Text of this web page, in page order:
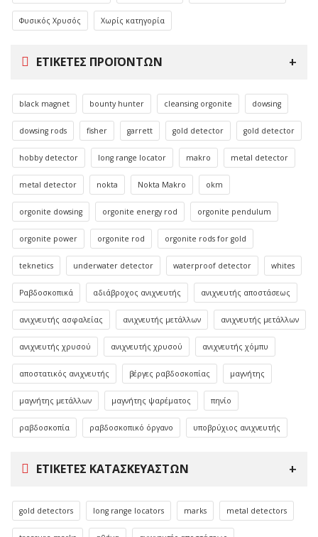
Φυσικός Χρυσός Χωρίς κατηγορία
ΕΤΙΚΈΤΕΣ ΠΡΟΪΌΝΤΩΝ
black magnet bounty hunter cleansing orgonite dowsing
dowsing rods fisher garrett gold detector gold detector
hobby detector long range locator makro metal detector
metal detector nokta Nokta Makro okm
orgonite dowsing orgonite energy rod orgonite pendulum
orgonite power orgonite rod orgonite rods for gold
teknetics underwater detector waterproof detector whites
Ραβδοσκοπικά αδιάβροχος ανιχνευτής ανιχνευτής αποστάσεως
ανιχνευτής ασφαλείας ανιχνευτής μετάλλων ανιχνευτής μετάλλων
ανιχνευτής χρυσού ανιχνευτής χρυσού ανιχνευτής χόμπυ
αποστατικός ανιχνευτής βέργες ραβδοσκοπίας μαγνήτης
μαγνήτης μετάλλων μαγνήτης ψαρέματος πηνίο
ραβδοσκοπία ραβδοσκοπικό όργανο υποβρύχιος ανιχνευτής
ΕΤΙΚΈΤΕΣ ΚΑΤΑΣΚΕΥΑΣΤΏΝ
gold detectors long range locators marks metal detectors